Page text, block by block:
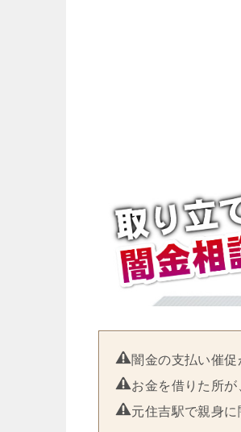
闇金の支払い催
お金を借りた所
元住吉駅で親身に